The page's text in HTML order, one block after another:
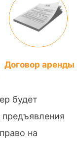
Договор аренды
будет
на